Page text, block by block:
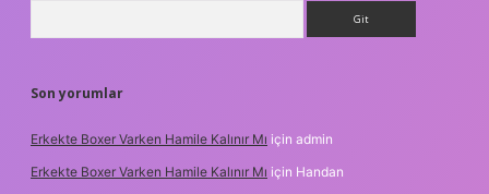
Son yorumlar
Erkekte Boxer Varken Hamile Kalınır Mı için admin
Erkekte Boxer Varken Hamile Kalınır Mı için Handan